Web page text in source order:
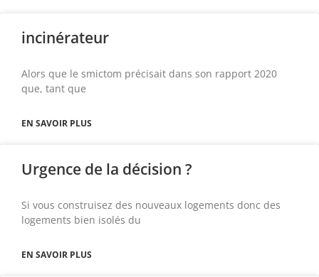
incinérateur
Alors que le smictom précisait dans son rapport 2020
que, tant que
EN SAVOIR PLUS
Urgence de la décision ?
Si vous construisez des nouveaux logements donc des
logements bien isolés du
EN SAVOIR PLUS